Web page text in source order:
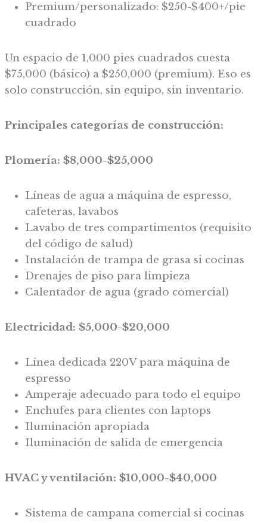
Premium/personalizado: $250-$400+/pie
cuadrado
Un espacio de 1,000 pies cuadrados cuesta
$75,000 (básico) a $250,000 (premium). Eso es
solo construcción, sin equipo, sin inventario.
Principales categorías de construcción:
Plomería: $8,000-$25,000
Líneas de agua a máquina de espresso,
cafeteras, lavabos
Lavabo de tres compartimentos (requisito
del código de salud)
Instalación de trampa de grasa si cocinas
Drenajes de piso para limpieza
Calentador de agua (grado comercial)
Electricidad: $5,000-$20,000
Línea dedicada 220V para máquina de
espresso
Amperaje adecuado para todo el equipo
Enchufes para clientes con laptops
Iluminación apropiada
Iluminación de salida de emergencia
HVAC y ventilación: $10,000-$40,000
Sistema de campana comercial si cocinas